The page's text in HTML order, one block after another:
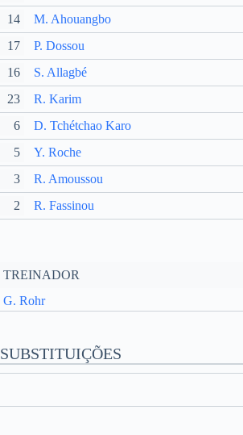
14
M. Ahouangbo
17
P. Dossou
16
S. Allagbé
23
R. Karim
6
D. Tchétchao Karo
5
Y. Roche
3
R. Amoussou
2
R. Fassinou
TREINADOR
G. Rohr
SUBSTITUIÇÕES